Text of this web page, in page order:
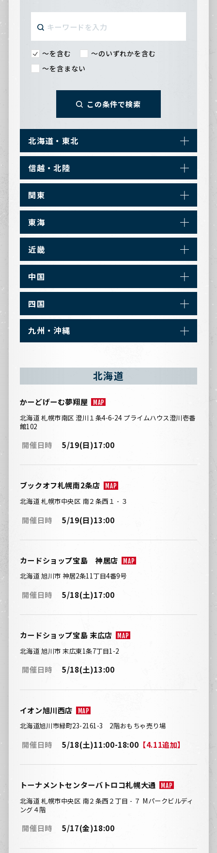
〜を含む
〜のいずれかを含む
〜を含まない
この条件で検索
北海道・東北
信越・北陸
関東
東海
近畿
中国
四国
九州・沖縄
北海道
かーどげーむ夢翔屋 MAP
北海道 札幌市南区 澄川１条4-6-24 プライムハウス澄川壱番
館102
開催日時 5/19(日)17:00
ブックオフ札幌南2条店 MAP
北海道 札幌市中央区 南２条西１ - ３
開催日時 5/19(日)13:00
カードショップ宝島 神居店 MAP
北海道 旭川市 神居2条11丁目4番9号
開催日時 5/18(土)17:00
カードショップ宝島 末広店 MAP
北海道 旭川市 末広東1条7丁目1-2
開催日時 5/18(土)13:00
イオン旭川西店 MAP
北海道旭川市緑町23-2161-3 2階おもちゃ売り場
開催日時 5/18(土)11:00-18:00 【4.11追加】
トーナメントセンターバトロコ札幌大通 MAP
北海道 札幌市中央区 南２条西２丁目 - ７ Mパークビルディ
ング４階
開催日時 5/17(金)18:00